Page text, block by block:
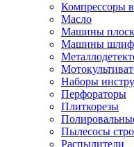
Компрессоры
Масло
Машины
Машины
Наборы
Перфораторы
Плиткорезы
Пылесосы
Распылители